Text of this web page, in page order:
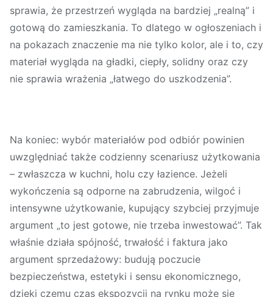
sprawia, że przestrzeń wygląda na bardziej „realną” i
gotową do zamieszkania. To dlatego w ogłoszeniach i
na pokazach znaczenie ma nie tylko kolor, ale i to, czy
materiał wygląda na gładki, ciepły, solidny oraz czy
nie sprawia wrażenia „łatwego do uszkodzenia”.
Na koniec: wybór materiałów pod odbiór powinien
uwzględniać także codzienny scenariusz użytkowania
– zwłaszcza w kuchni, holu czy łazience. Jeżeli
wykończenia są odporne na zabrudzenia, wilgoć i
intensywne użytkowanie, kupujący szybciej przyjmuje
argument „to jest gotowe, nie trzeba inwestować”. Tak
właśnie działa spójność, trwałość i faktura jako
argument sprzedażowy: budują poczucie
bezpieczeństwa, estetyki i sensu ekonomicznego,
dzięki czemu czas ekspozycji na rynku może się